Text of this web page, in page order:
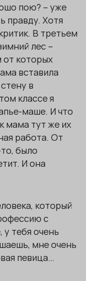
пою? – уже
правду. Хотя
В третьем
лес –
от которых
вставила
в
классе я
маше. И что
мама тут же их
работа. От
было
И она
который
с
тебя очень
мне очень
певица…